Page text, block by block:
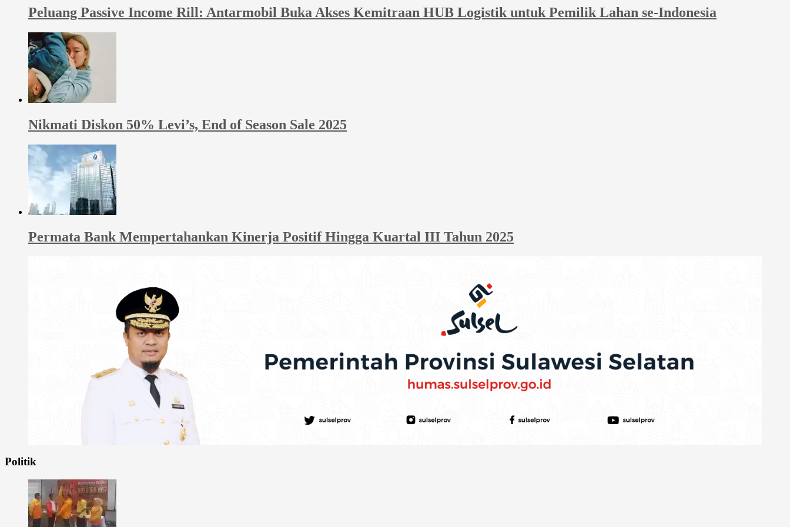
Peluang Passive Income Rill: Antarmobil Buka Akses Kemitraan HUB Logistik untuk Pemilik Lahan se-Indonesia
Nikmati Diskon 50% Levi’s, End of Season Sale 2025
Permata Bank Mempertahankan Kinerja Positif Hingga Kuartal III Tahun 2025
Politik